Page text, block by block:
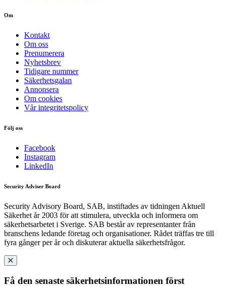
Om
Kontakt
Om oss
Prenumerera
Nyhetsbrev
Tidigare nummer
Säkerhetsgalan
Annonsera
Om cookies
Vår integritetspolicy
Följ oss
Facebook
Instagram
LinkedIn
Security Adviser Board
Security Advisory Board, SAB, instiftades av tidningen Aktuell
Säkerhet år 2003 för att stimulera, utveckla och informera om
säkerhetsarbetet i Sverige. SAB består av representanter från
branschens ledande företag och organisationer. Rådet träffas tre till
fyra gånger per år och diskuterar aktuella säkerhetsfrågor.
Få den senaste säkerhetsinformationen först